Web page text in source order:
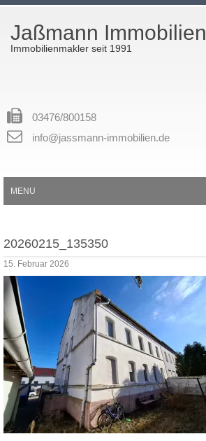
Jaßmann Immobilien
Immobilienmakler seit 1991
03476/800158
info@jassmann-immobilien.de
MENU
20260215_135350
15. Februar 2026